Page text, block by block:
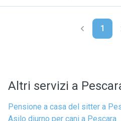
1
Altri servizi a
Pensione a casa del sitter a
Asilo diurno per cani a Pescara